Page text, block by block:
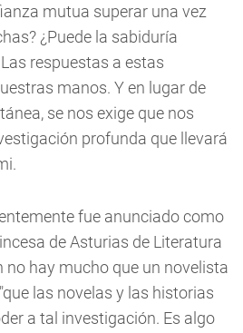
mutua superar una vez
¿Puede la sabiduría
respuestas a estas
manos. Y en lugar de
se nos exige que nos
profunda que llevará
fue anunciado como
de Asturias de Literatura
no hay mucho que un novelista
las novelas y las historias
a tal investigación. Es algo